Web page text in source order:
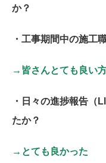
か？
・工事期間中の施工
→皆さんとても良い
・日々の進捗報告（
たか？
→とても良かった